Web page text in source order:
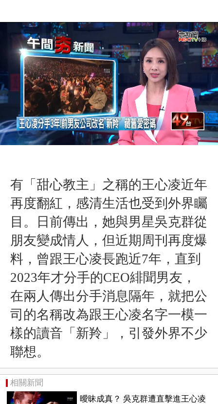
有「甜心教主」之稱的王心凌近年
再度翻紅，感清生活也受到外界矚
目。日前傳出，她與男星吳克群從
朋友變成情人，但近期周刊再度爆
料，曾跟王心凌長跑近7年，直到
2023年才分手的CEO緋聞男友，
在兩人傳出分手消息隔年，就把公
司的名稱改為跟王心凌名字一模一
樣的讀音 「 新羚 」
，引發外界不少
聯想。
相關新聞
曖昧成真？ 吳克群遭直擊進王心凌